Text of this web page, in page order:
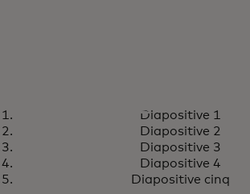
L'état de l'acceptation
cartes commerciales en
Diapositive 1
Diapositive 2
Diapositive 3
Diapositive 4
Diapositive cinq